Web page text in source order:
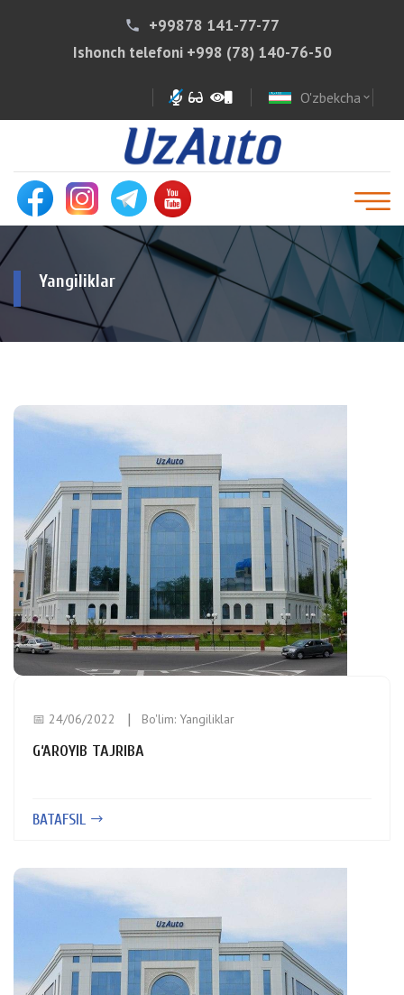
phone
+99878 141-77-77
Ishonch telefoni +998 (78) 140-76-50
O'zbekcha expand_more
Yangiliklar
📅 24/06/2022 Bo'lim: Yangiliklar
G‘AROYIB TAJRIBA
BATAFSIL